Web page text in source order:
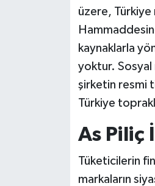
üzere, Türkiye
kaynaklarla
yoktur. Sosyal
şirketin resmi
Türkiye
As Piliç
Tüketicilerin
markaların